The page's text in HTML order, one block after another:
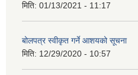
मिति: 01/13/2021 - 11:17
बोलपत्र स्वीकृत गर्ने आशयको सूचना
मिति: 12/29/2020 - 10:57